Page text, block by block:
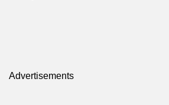
Advertisements